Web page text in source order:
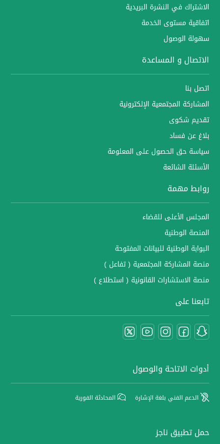
الاشتراك في النشرة البريدية
اتفاقية مستوى الخدمة
سهولة الوصول
الاتصال و المساعدة
اتصل بنا
المشاركة المجتمعية الإلكترونية
تقديم شكوى
بلاغ عن فساد
سياسة حق الحصول على المعلومة
الأسئلة الشائعة
روابط مهمة
المجلس الأعلى للقضاء
المنصة الوطنية
البوابة الوطنية للبيانات المفتوحة
منصة المشاركة المجتمعية ( تفاعل )
منصة الاستشارات القانونية ( استطلاع )
تابعنا على
أدوات الاتاحة والوصول
الدعم الفني بلغة الإشارة المحادثة الفورية
حمل تطبيق ناجز